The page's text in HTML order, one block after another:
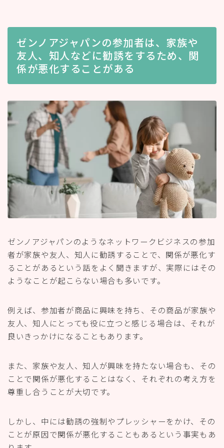
ゼンノアジャパンの参加者は、家族や
友人、知人などに勧誘をするため、関
係が悪化することがある
ゼンノアジャパンのようなネットワークビジネスの参加
者が家族や友人、知人に勧誘することで、関係が悪化す
ることがあるという話をよく聞きますが、実際にはその
ようなことが起こらない場合も多いです。
例えば、参加者が商品に興味を持ち、その商品が家族や
友人、知人にとっても役に立つと感じる場合は、それが
良いきっかけになることもあります。
また、家族や友人、知人が興味を持たない場合も、その
ことで関係が悪化することはなく、それぞれの考え方を
尊重し合うことが大切です。
しかし、中には勧誘の強制やプレッシャーをかけ、その
ことが原因で関係が悪化することもあるという事実もあ